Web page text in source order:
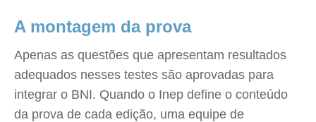
A montagem da prova
Apenas as questões que apresentam resultados
adequados nesses testes são aprovadas para
integrar o BNI. Quando o Inep define o conteúdo
da prova de cada edição, uma equipe de